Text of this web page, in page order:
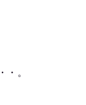
・。